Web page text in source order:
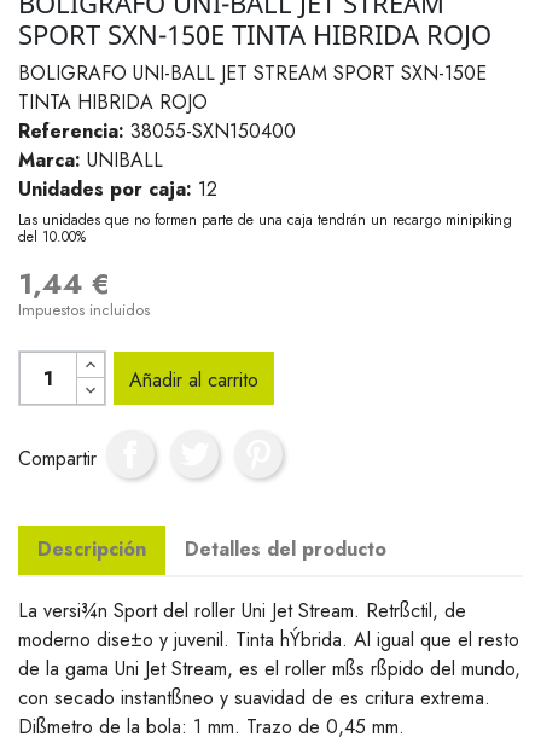
SPORT SXN-150E TINTA HIBRIDA ROJO
BOLIGRAFO UNI-BALL JET STREAM SPORT SXN-150E
TINTA HIBRIDA ROJO
Referencia: 38055-SXN150400
Marca: UNIBALL
Unidades por caja: 12
Las unidades que no formen parte de una caja tendrán un recargo minipiking
del 10.00%
1,44 €
Impuestos incluidos
Añadir al carrito
Compartir
Descripción Detalles del producto
La versi¾n Sport del roller Uni Jet Stream. Retrßctil, de
moderno dise±o y juvenil. Tinta hÝbrida. Al igual que el resto
de la gama Uni Jet Stream, es el roller mßs rßpido del mundo,
con secado instantßneo y suavidad de es critura extrema.
Dißmetro de la bola: 1 mm. Trazo de 0,45 mm.